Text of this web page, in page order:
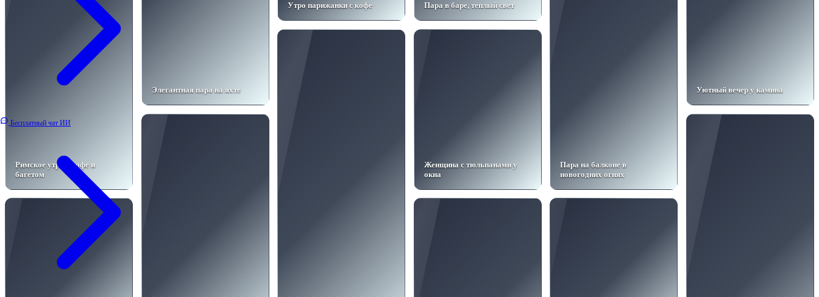
Бесплатный чат ИИ
Элегантная пара на яхте
Пара в баре, теплый свет
Римское утро с кофе и
багетом
Утро парижанки с кофе
Уютный вечер у камина
Пара на балконе в
новогодних огнях
Женщина с тюльпанами у
окна